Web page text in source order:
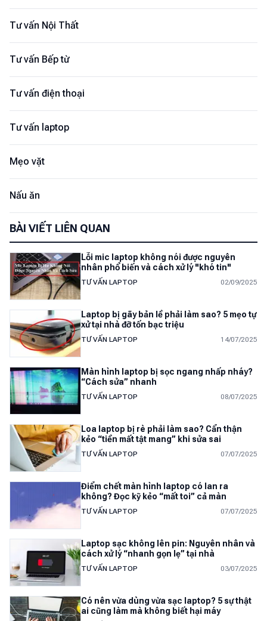
Tư vấn Nội Thất
Tư vấn Bếp từ
Tư vấn điện thoại
Tư vấn laptop
Mẹo vặt
Nấu ăn
BÀI VIẾT LIÊN QUAN
Lỗi mic laptop không nói được nguyên
nhân phổ biến và cách xử lý "khó tin"
TƯ VẤN LAPTOP 02/09/2025
Laptop bị gãy bản lề phải làm sao? 5 mẹo tự
xử tại nhà đỡ tốn bạc triệu
TƯ VẤN LAPTOP 14/07/2025
Màn hình laptop bị sọc ngang nhấp nháy?
“Cách sửa” nhanh
TƯ VẤN LAPTOP 08/07/2025
Loa laptop bị rè phải làm sao? Cẩn thận
kẻo “tiền mất tật mang” khi sửa sai
TƯ VẤN LAPTOP 07/07/2025
Điểm chết màn hình laptop có lan ra
không? Đọc kỹ kẻo “mất toi” cả màn
TƯ VẤN LAPTOP 07/07/2025
Laptop sạc không lên pin: Nguyên nhân và
cách xử lý “nhanh gọn lẹ” tại nhà
TƯ VẤN LAPTOP 03/07/2025
Có nên vừa dùng vừa sạc laptop? 5 sự thật
ai cũng làm mà không biết hại máy